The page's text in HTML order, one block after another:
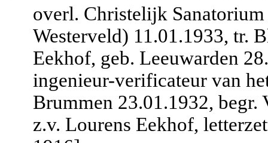
overl. Christelijk
Westerveld) 11.01.1933, tr.
Eekhof, geb. Leeuwarden
ingenieur-verificateur van
Brummen 23.01.1932, begr.
z.v. Lourens Eekhof,